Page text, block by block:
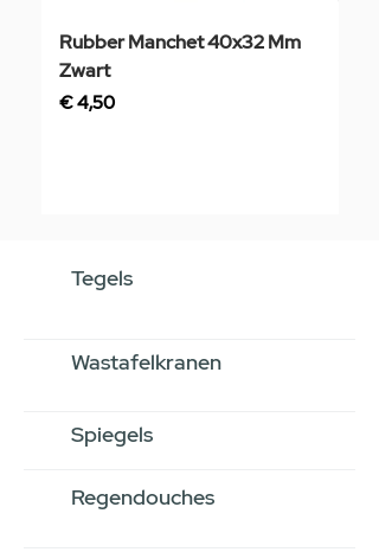
Rubber Manchet 40x32 Mm
Zwart
Prijs
€ 4,50
Tegels
Wastafelkranen
Spiegels
Regendouches